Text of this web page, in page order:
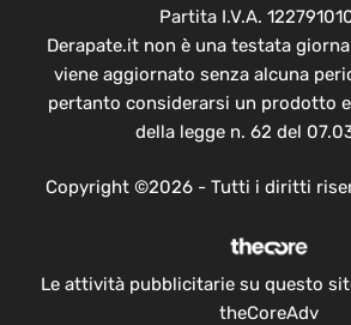
Partita I.V.A.
Derapate.it non è una testata
viene aggiornato senza alcuna
pertanto considerarsi un prodotto
della legge n. 62 del
Copyright ©2026 - Tutti i diritti
Le attività pubblicitarie su questo
theCoreAdv